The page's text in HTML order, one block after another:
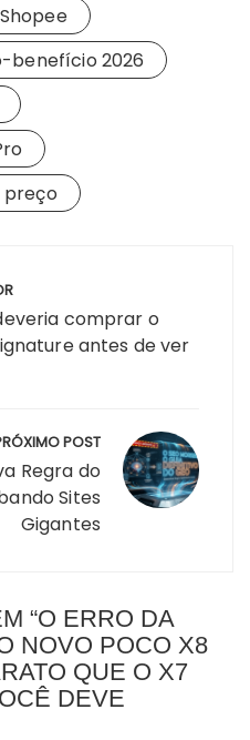
benefício 2026
preço
comprar o
antes de ver
POST
Regra do
Sites
Gigantes
“O ERRO DA
NOVO POCO X8
QUE O X7
DEVE